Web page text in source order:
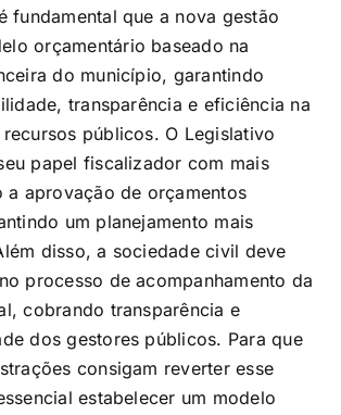
fundamental que a nova gestão
orçamentário baseado na
do município, garantindo
transparência e eficiência na
públicos. O Legislativo
papel fiscalizador com mais
a aprovação de orçamentos
um planejamento mais
disso, a sociedade civil deve
processo de acompanhamento da
cobrando transparência e
dos gestores públicos. Para que
consigam reverter esse
estabelecer um modelo